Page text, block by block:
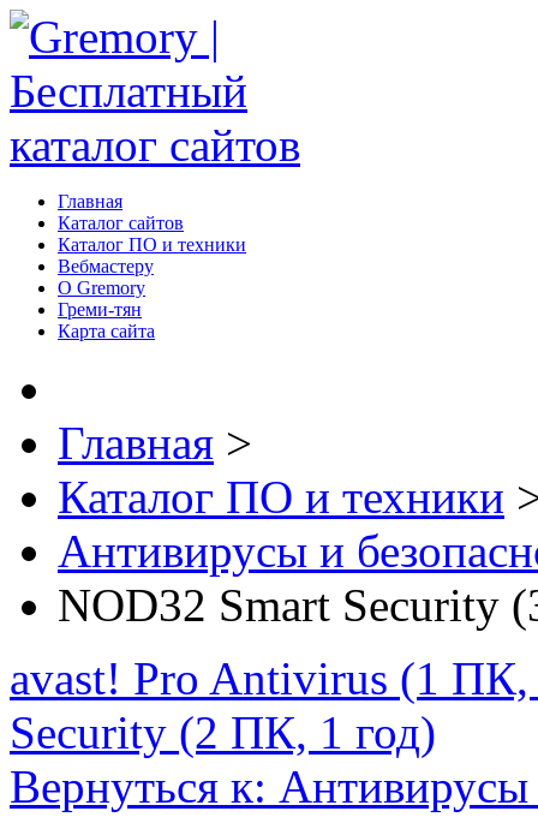
Главная
Каталог сайтов
Каталог ПО и техники
Вебмастеру
О Gremory
Греми-тян
Карта сайта
Главная >
Каталог ПО и техники
Антивирусы и
NOD32 Smart Security
avast! Pro Antivirus (1 ПК,
Security (2 ПК, 1 год)
Вернуться к: Антивирусы